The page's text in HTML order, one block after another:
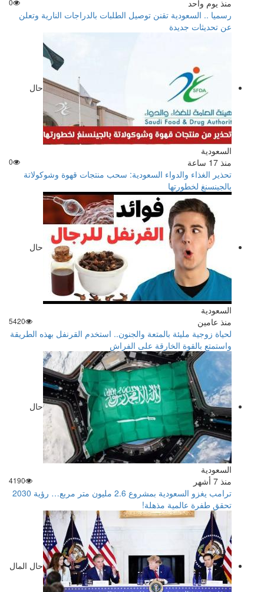
منذ يوم واحد
0
رسميا .. السعودية تقنن توصيل الطلبات بالدراجات النارية وتعلن
عن تحديثات جديدة
حال
السعودية
منذ 17 ساعة
0
تحذير الغذاء والدواء السعودية: سحب منتجات قهوة وشوكولاتة
بالجينسنغ لخطورتها
حال
السعودية
منذ عامين
5420
لحياة زوجية مليئة بالمتعة والجنون.. استخدم القرنفل بهذه الطريقة
واستمتع بالقوة الخارقة على الفراش
حال
السعودية
منذ 7 أشهر
4190
ترامب يغزو السعودية بمشروع 2.6 مليون متر مربع… رؤية 2030
تحقق طفرة عالمية مذهلة!
حال المال